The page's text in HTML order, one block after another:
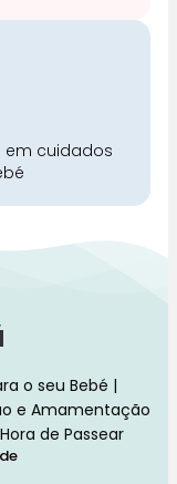
em cuidados
o seu Bebé |
e Amamentação
de Passear